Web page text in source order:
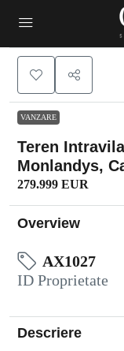
VANZARE
Teren
Monlandys,
279.999 EUR
Overview
AX1027
ID Proprietate
Descriere